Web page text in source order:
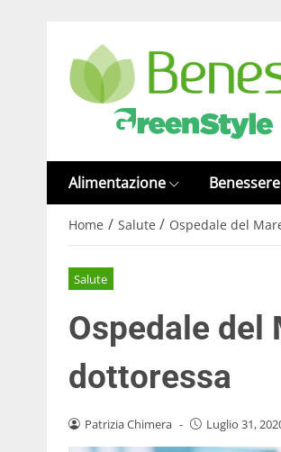
Alimentazione Benessere
Home / Salute / Ospedale del
Salute
Ospedale del
dottoressa
Patrizia Chimera - Luglio 31,